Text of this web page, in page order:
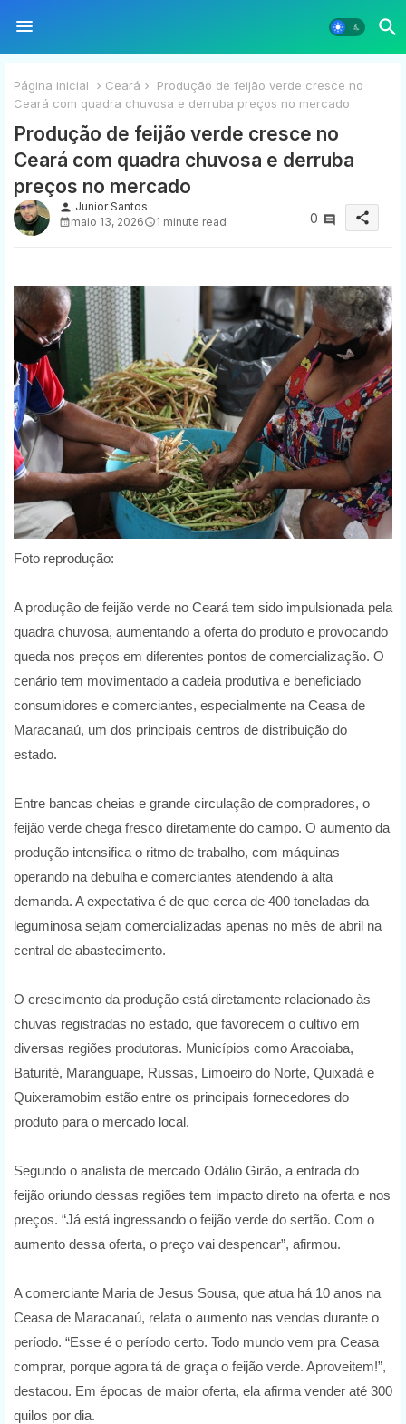
Página inicial Ceará
Produção de feijão verde cresce no
Ceará com quadra chuvosa e derruba preços no mercado
Produção de feijão verde cresce no
Ceará com quadra chuvosa e derruba
preços no mercado
person Junior Santos
maio 13, 2026
1 minute read 0 share
Foto reprodução:
A produção de feijão verde no Ceará tem sido impulsionada pela
quadra chuvosa, aumentando a oferta do produto e provocando
queda nos preços em diferentes pontos de comercialização. O
cenário tem movimentado a cadeia produtiva e beneficiado
consumidores e comerciantes, especialmente na Ceasa de
Maracanaú, um dos principais centros de distribuição do
estado.
Entre bancas cheias e grande circulação de compradores, o
feijão verde chega fresco diretamente do campo. O aumento da
produção intensifica o ritmo de trabalho, com máquinas
operando na debulha e comerciantes atendendo à alta
demanda. A expectativa é de que cerca de 400 toneladas da
leguminosa sejam comercializadas apenas no mês de abril na
central de abastecimento.
O crescimento da produção está diretamente relacionado às
chuvas registradas no estado, que favorecem o cultivo em
diversas regiões produtoras. Municípios como Aracoiaba,
Baturité, Maranguape, Russas, Limoeiro do Norte, Quixadá e
Quixeramobim estão entre os principais fornecedores do
produto para o mercado local.
Segundo o analista de mercado Odálio Girão, a entrada do
feijão oriundo dessas regiões tem impacto direto na oferta e nos
preços. “Já está ingressando o feijão verde do sertão. Com o
aumento dessa oferta, o preço vai despencar”, afirmou.
A comerciante Maria de Jesus Sousa, que atua há 10 anos na
Ceasa de Maracanaú, relata o aumento nas vendas durante o
período. “Esse é o período certo. Todo mundo vem pra Ceasa
comprar, porque agora tá de graça o feijão verde. Aproveitem!”,
destacou. Em épocas de maior oferta, ela afirma vender até 300
quilos por dia.